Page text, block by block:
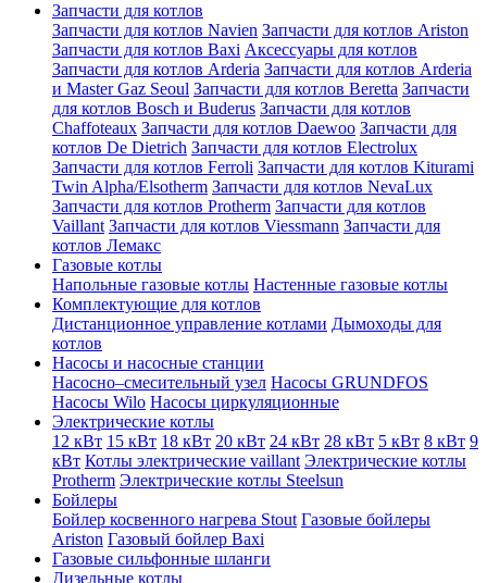
Запчасти для котлов
Запчасти для котлов Navien Запчасти для котлов Ariston
Запчасти для котлов Baxi Аксессуары для котлов
Запчасти для котлов Arderia Запчасти для котлов Arderia
и Master Gaz Seoul Запчасти для котлов Beretta Запчасти
для котлов Bosch и Buderus Запчасти для котлов
Chaffoteaux Запчасти для котлов Daewoo Запчасти для
котлов De Dietrich Запчасти для котлов Electrolux
Запчасти для котлов Ferroli Запчасти для котлов Kiturami
Twin Alpha/Elsotherm Запчасти для котлов NevaLux
Запчасти для котлов Protherm Запчасти для котлов
Vaillant Запчасти для котлов Viessmann Запчасти для
котлов Лемакс
Газовые котлы
Напольные газовые котлы Настенные газовые котлы
Комплектующие для котлов
Дистанционное управление котлами Дымоходы для
котлов
Насосы и насосные станции
Насосно–смесительный узел Насосы GRUNDFOS
Насосы Wilo Насосы циркуляционные
Электрические котлы
12 кВт 15 кВт 18 кВт 20 кВт 24 кВт 28 кВт 5 кВт 8 кВт 9
кВт Котлы электрические vaillant Электрические котлы
Protherm Электрические котлы Steelsun
Бойлеры
Бойлер косвенного нагрева Stout Газовые бойлеры
Ariston Газовый бойлер Baxi
Газовые сильфонные шланги
Дизельные котлы